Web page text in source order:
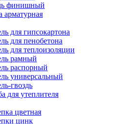
финишный
арматурная
для гипсокартона
для пенобетона
для теплоизоляции
рамный
распорный
универсальный
гвоздь
для утеплителя
цветная
цинк